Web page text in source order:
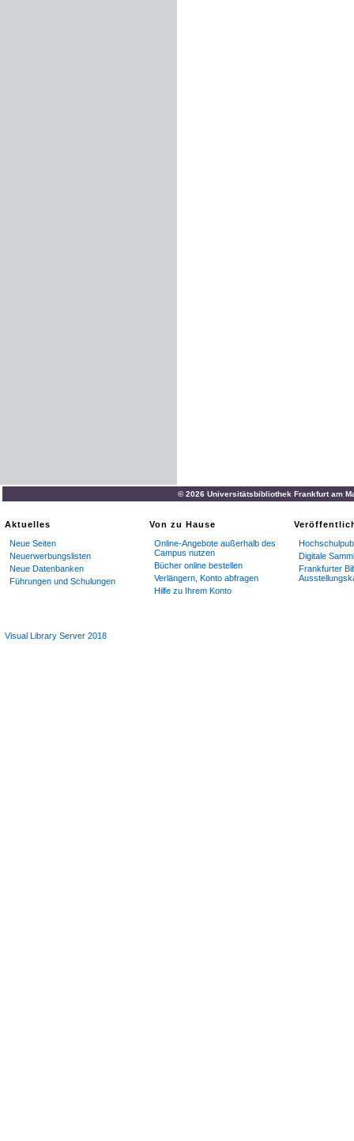
© 2026 Universitätsbibliothek Frankfurt am
Aktuelles
Neue Seiten
Neuerwerbungslisten
Neue Datenbanken
Führungen und Schulungen
Von zu Hause
Online-Angebote außerhalb des
Campus nutzen
Bücher online bestellen
Verlängern, Konto abfragen
Hilfe zu Ihrem Konto
Digitale
Frankfurter
Visual Library Server 2018